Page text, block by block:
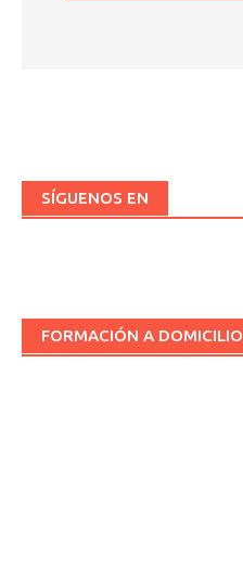
SÍGUENOS EN
FORMACIÓN A DOMICILIO